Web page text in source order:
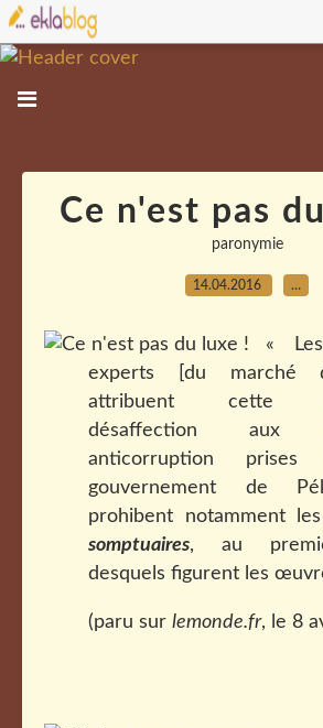
Ce n'est pas
paronymie
14.04.2016 …
«
experts [du marché
attribuent cette
désaffection aux
anticorruption
gouvernement de
prohibent notamment
somptuaires, au
desquels figurent les
(paru sur lemonde.fr, le 8